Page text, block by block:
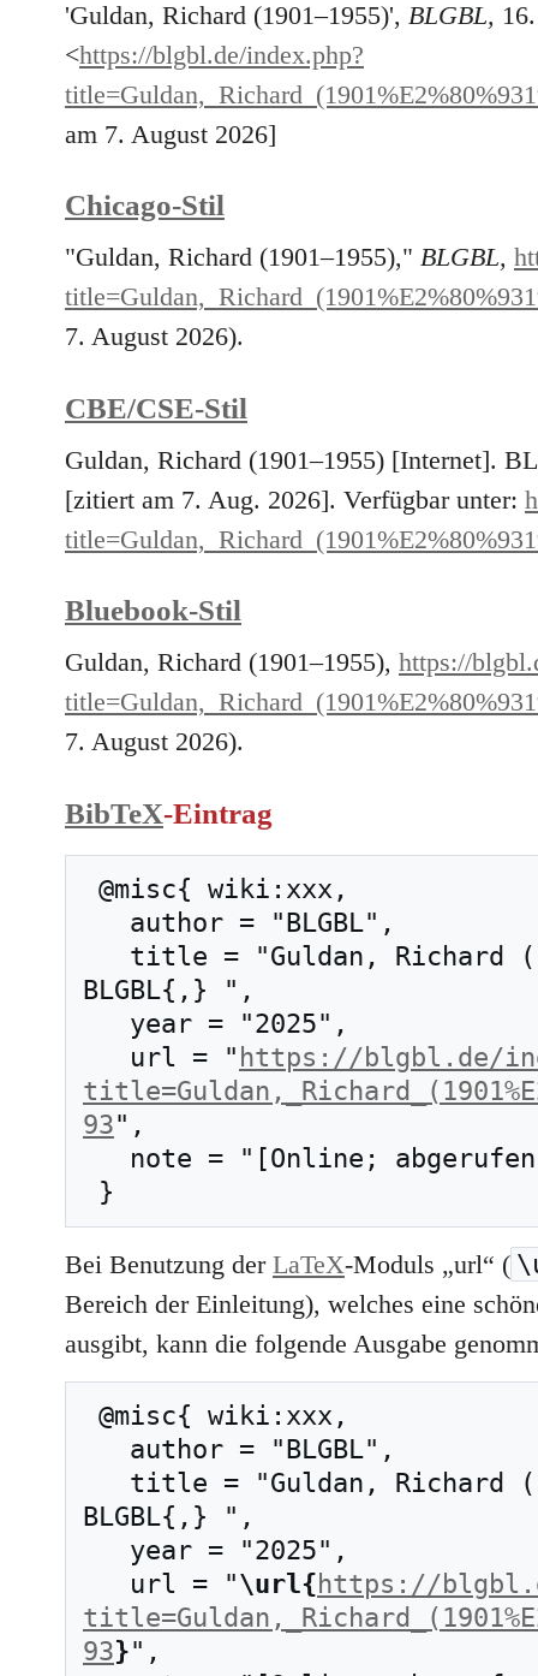
'Guldan, Richard (1901–1955)', BLGBL,
<https://blgbl.de/index.php?
am 7. August 2026]
Chicago-Stil
"Guldan, Richard (1901–1955)," BLGBL,
7. August 2026).
CBE/CSE-Stil
Guldan, Richard (1901–1955) [Internet].
[zitiert am 7. Aug. 2026]. Verfügbar unter:
Bluebook-Stil
Guldan, Richard (1901–1955), https://
7. August 2026).
BibTeX-Eintrag
BLGBL{,} ",
   url = "
https://blgbl.de/
93",
Bei Benutzung der LaTeX-Moduls „url“ (
Bereich der Einleitung), welches eine
ausgibt, kann die folgende Ausgabe
BLGBL{,} ",
   url = "
\url{ https://
93}",